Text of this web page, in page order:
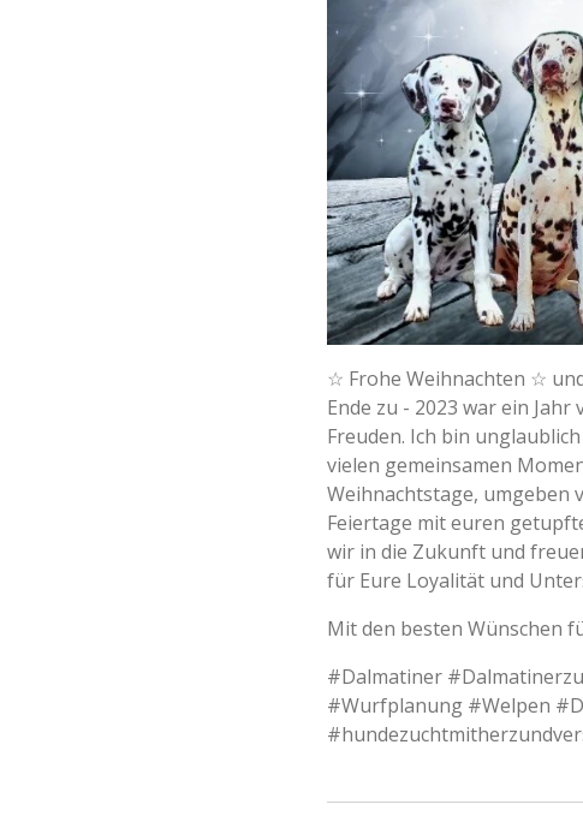
☆ Frohe Weihnachten ☆
Ende zu - 2023 war ein
Freuden. Ich bin
vielen gemeinsamen
Weihnachtstage, umgeben
Feiertage mit euren
wir in die Zukunft und
für Eure Loyalität und
Mit den besten Wünschen
#Dalmatiner
#Wurfplanung #Welpen